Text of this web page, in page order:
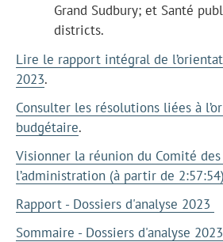
Grand Sudbury; et Santé
districts.
Lire le rapport intégral de
2023.
Consulter les résolutions liées à
budgétaire.
Visionner la réunion du Comité
l’administration (à partir de 2:57:54)
Rapport - Dossiers d'analyse 2023
Sommaire - Dossiers d'analyse